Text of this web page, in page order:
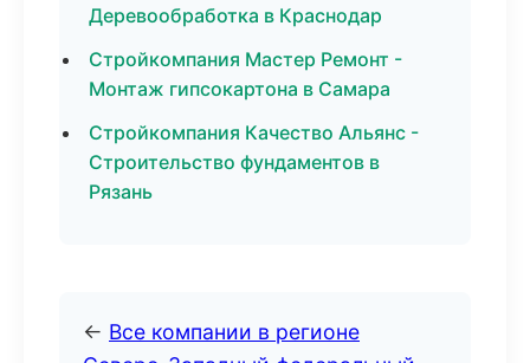
Деревообработка в Краснодар
Стройкомпания Мастер Ремонт -
Монтаж гипсокартона в Самара
Стройкомпания Качество Альянс -
Строительство фундаментов в
Рязань
← Все компании в регионе